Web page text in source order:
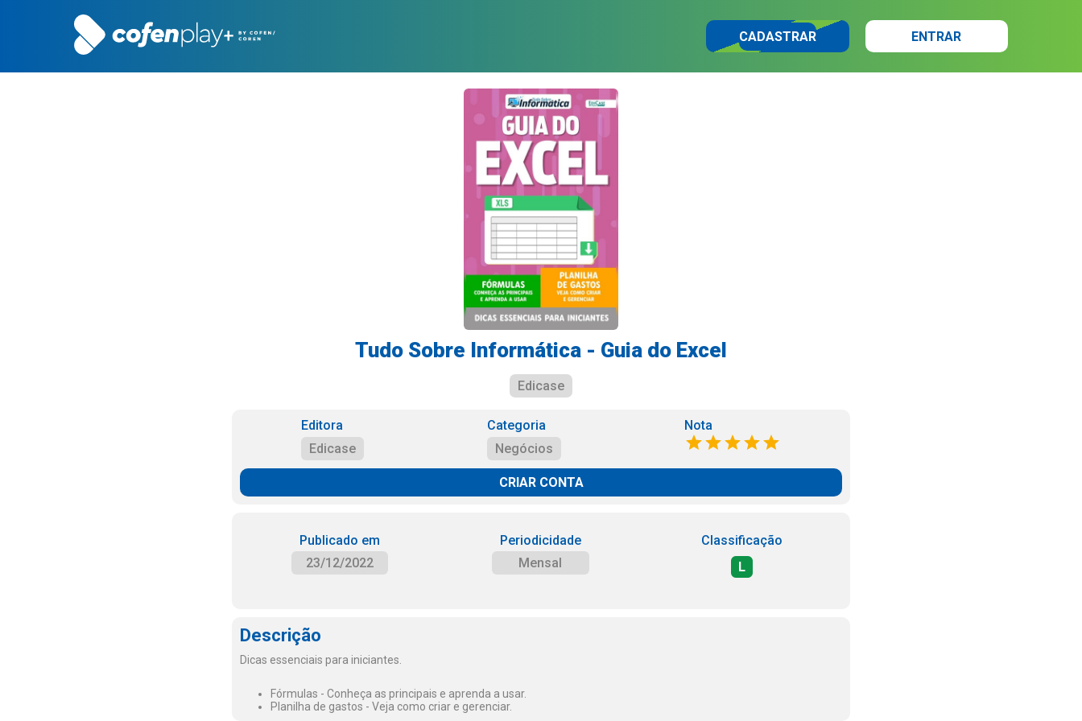
CADASTRAR ENTRAR
Tudo Sobre Informática - Guia do Excel
Edicase
Editora
Edicase
Categoria
Negócios
Nota
CRIAR CONTA
Publicado em
23/12/2022
Periodicidade
Mensal
Classificação
L
Descrição
Dicas essenciais para iniciantes.
Fórmulas - Conheça as principais e aprenda a usar.
Planilha de gastos - Veja como criar e gerenciar.